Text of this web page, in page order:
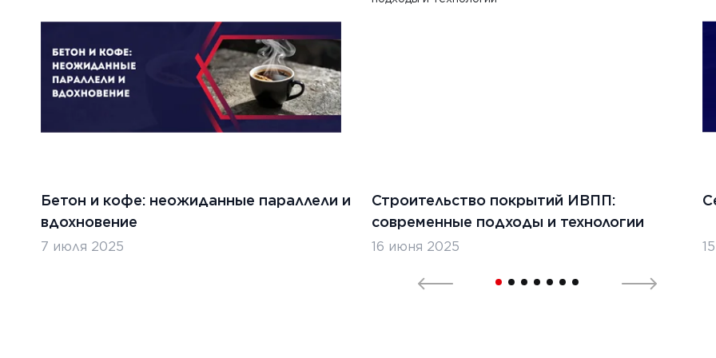
Бетон и кофе: неожиданные параллели и
вдохновение
7 июля 2025
Строительство покрытий ИВПП:
современные подходы и технологии
16 июня 2025